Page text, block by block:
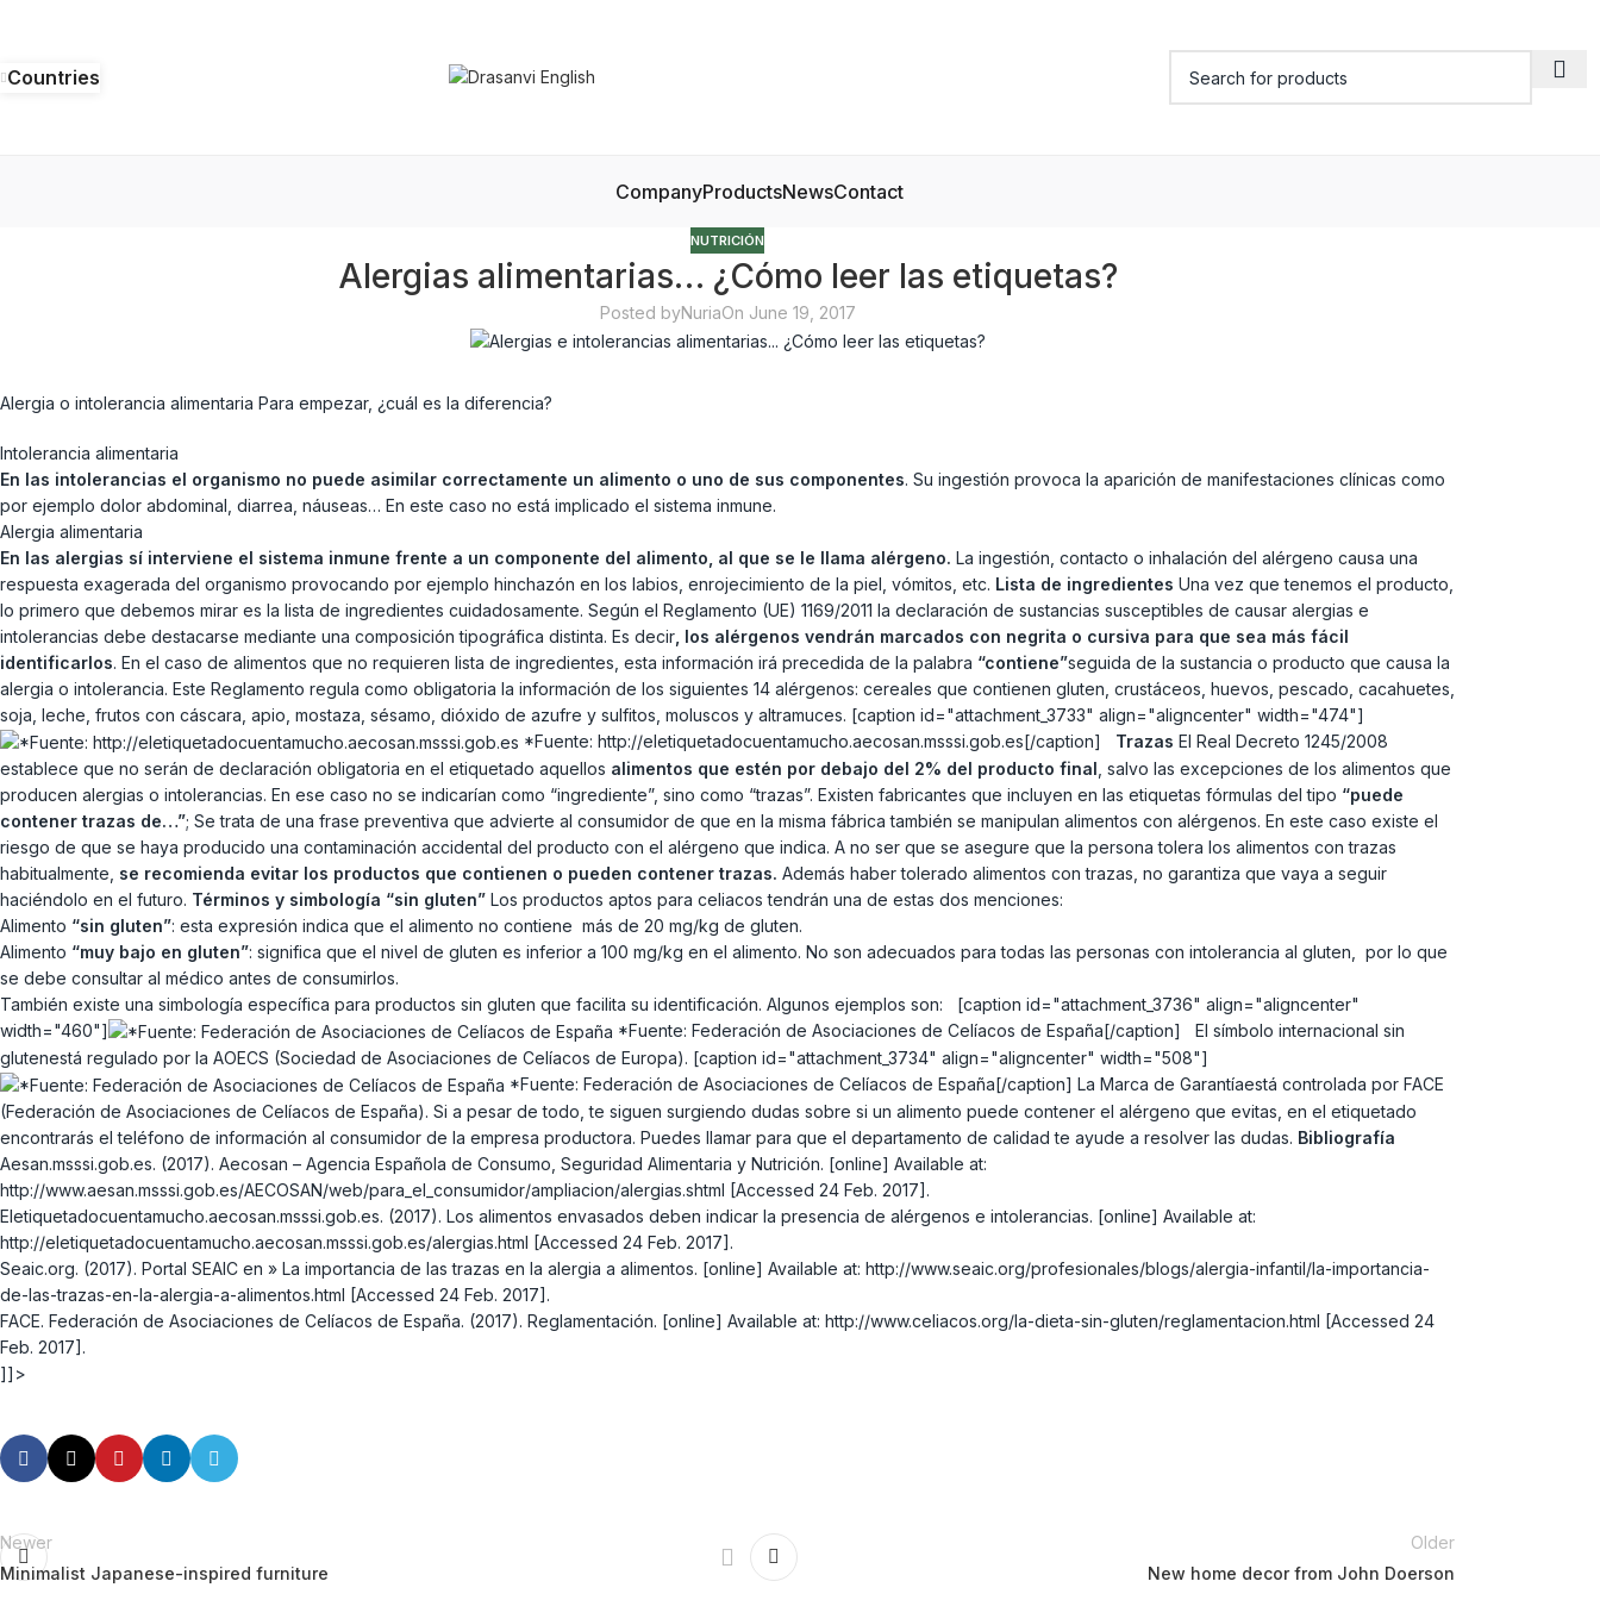
Countries
CompanyProductsNewsContact
NUTRICIÓN
Alergias alimentarias… ¿Cómo leer las etiquetas?
Posted byNuriaOn June 19, 2017
Alergia o intolerancia alimentaria Para empezar, ¿cuál es la diferencia?
Intolerancia alimentaria
En las intolerancias el organismo no puede asimilar correctamente un alimento o uno de sus componentes. Su ingestión provoca la aparición de manifestaciones clínicas como
por ejemplo dolor abdominal, diarrea, náuseas… En este caso no está implicado el sistema inmune.
Alergia alimentaria
En las alergias sí interviene el sistema inmune frente a un componente del alimento, al que se le llama alérgeno. La ingestión, contacto o inhalación del alérgeno causa una
respuesta exagerada del organismo provocando por ejemplo hinchazón en los labios, enrojecimiento de la piel, vómitos, etc. Lista de ingredientes Una vez que tenemos el producto,
lo primero que debemos mirar es la lista de ingredientes cuidadosamente. Según el Reglamento (UE) 1169/2011 la declaración de sustancias susceptibles de causar alergias e
intolerancias debe destacarse mediante una composición tipográfica distinta. Es decir , los alérgenos vendrán marcados con negrita o cursiva para que sea más fácil
identificarlos. En el caso de alimentos que no requieren lista de ingredientes, esta información irá precedida de la palabra “contiene”seguida de la sustancia o producto que causa la
alergia o intolerancia. Este Reglamento regula como obligatoria la información de los siguientes 14 alérgenos: cereales que contienen gluten, crustáceos, huevos, pescado, cacahuetes,
soja, leche, frutos con cáscara, apio, mostaza, sésamo, dióxido de azufre y sulfitos, moluscos y altramuces. [caption id="attachment_3733" align="aligncenter" width="474"]
*Fuente: http://eletiquetadocuentamucho.aecosan.msssi.gob.es[/caption] Trazas El Real Decreto 1245/2008
establece que no serán de declaración obligatoria en el etiquetado aquellos alimentos que estén por debajo del 2% del producto final , salvo las excepciones de los alimentos que
producen alergias o intolerancias. En ese caso no se indicarían como “ingrediente”, sino como “trazas”. Existen fabricantes que incluyen en las etiquetas fórmulas del tipo “puede
contener trazas de…”; Se trata de una frase preventiva que advierte al consumidor de que en la misma fábrica también se manipulan alimentos con alérgenos. En este caso existe el
riesgo de que se haya producido una contaminación accidental del producto con el alérgeno que indica. A no ser que se asegure que la persona tolera los alimentos con trazas
habitualmente, se recomienda evitar los productos que contienen o pueden contener trazas. Además haber tolerado alimentos con trazas, no garantiza que vaya a seguir
haciéndolo en el futuro. Términos y simbología “sin gluten” Los productos aptos para celiacos tendrán una de estas dos menciones:
Alimento “sin gluten”: esta expresión indica que el alimento no contiene más de 20 mg/kg de gluten.
Alimento “muy bajo en gluten”: significa que el nivel de gluten es inferior a 100 mg/kg en el alimento. No son adecuados para todas las personas con intolerancia al gluten, por lo que
se debe consultar al médico antes de consumirlos.
También existe una simbología específica para productos sin gluten que facilita su identificación. Algunos ejemplos son: [caption id="attachment_3736" align="aligncenter"
width="460"]
*Fuente: Federación de Asociaciones de Celíacos de España[/caption] El símbolo internacional sin
glutenestá regulado por la AOECS (Sociedad de Asociaciones de Celíacos de Europa). [caption id="attachment_3734" align="aligncenter" width="508"]
*Fuente: Federación de Asociaciones de Celíacos de España[/caption] La Marca de Garantíaestá controlada por FACE
(Federación de Asociaciones de Celíacos de España). Si a pesar de todo, te siguen surgiendo dudas sobre si un alimento puede contener el alérgeno que evitas, en el etiquetado
encontrarás el teléfono de información al consumidor de la empresa productora. Puedes llamar para que el departamento de calidad te ayude a resolver las dudas. Bibliografía
Aesan.msssi.gob.es. (2017). Aecosan – Agencia Española de Consumo, Seguridad Alimentaria y Nutrición. [online] Available at:
http://www.aesan.msssi.gob.es/AECOSAN/web/para_el_consumidor/ampliacion/alergias.shtml [Accessed 24 Feb. 2017].
Eletiquetadocuentamucho.aecosan.msssi.gob.es. (2017). Los alimentos envasados deben indicar la presencia de alérgenos e intolerancias. [online] Available at:
http://eletiquetadocuentamucho.aecosan.msssi.gob.es/alergias.html [Accessed 24 Feb. 2017].
Seaic.org. (2017). Portal SEAIC en » La importancia de las trazas en la alergia a alimentos. [online] Available at: http://www.seaic.org/profesionales/blogs/alergia-infantil/la-importancia-
de-las-trazas-en-la-alergia-a-alimentos.html [Accessed 24 Feb. 2017].
FACE. Federación de Asociaciones de Celíacos de España. (2017). Reglamentación. [online] Available at: http://www.celiacos.org/la-dieta-sin-gluten/reglamentacion.html [Accessed 24
Feb. 2017].
]]>
Newer
Minimalist Japanese-inspired furniture
Older
New home decor from John Doerson